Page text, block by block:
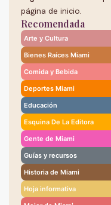
página de inicio.
Recomendada
Arte y Cultura
Bienes Raíces Miami
Comida y Bebida
Deportes Miami
Educación
Esquina De La Editora
Gente de Miami
Guías y recursos
Historia de Miami
Hoja informativa